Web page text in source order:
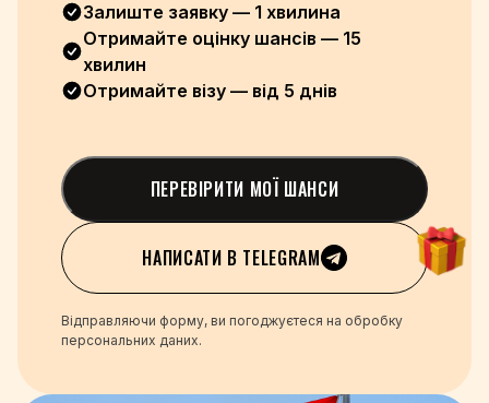
Залиште заявку — 1 хвилина
Отримайте оцінку шансів — 15
хвилин
Отримайте візу — від 5 днів
ПЕРЕВІРИТИ МОЇ ШАНСИ
НАПИСАТИ В TELEGRAM
Відправляючи форму, ви погоджуєтеся на обробку
персональних даних.